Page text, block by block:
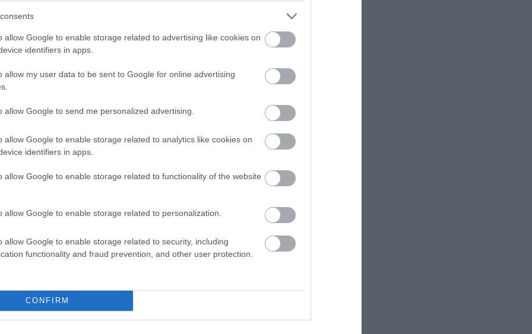
allow Google to enable storage related to advertising like cookies on
identifiers in apps.
allow my user data to be sent to Google for online advertising
allow Google to send me personalized advertising.
allow Google to enable storage related to analytics like cookies on
identifiers in apps.
allow Google to enable storage related to functionality of the website
allow Google to enable storage related to personalization.
allow Google to enable storage related to security, including
functionality and fraud prevention, and other user protection.
CONFIRM